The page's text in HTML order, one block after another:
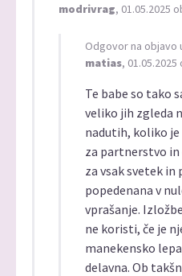
modrivrag, 01.05.2025
Odgovor na objavo
matias, 01.05.2025
Te babe so tako
veliko jih zgleda
nadutih, koliko
za partnerstvo
za vsak svetek
popedenana v
vprašanje.
ne koristi, če je
manekensko
delavna. Ob